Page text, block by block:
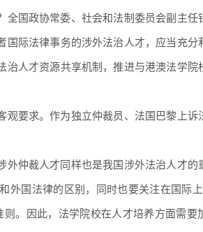
国政协常委、社会和法制委员会副主任
际法律事务的涉外法治人才，应当充分
人才资源共享机制，推进与港澳法学院
要求。作为独立仲裁员、法国巴黎上诉
仲裁人才同样也是我国涉外法治人才的
外国法律的区别，同时也要关注在国际
。因此，法学院校在人才培养方面需要